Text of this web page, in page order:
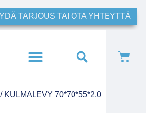
TARJOUS TAI OTA YHTEYTTÄ
KULMALEVY 70*70*55*2,0